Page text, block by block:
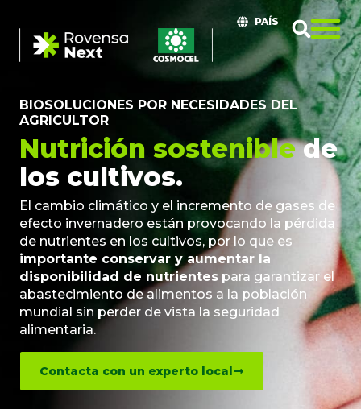
PAÍS
BIOSOLUCIONES POR NECESIDADES DEL
AGRICULTOR
Nutrición sosteniblede
los cultivos.
El cambio climático y el incremento de gases de
efecto invernadero están provocando la pérdida
de nutrientes en los cultivos, por lo que es
importante conservar y aumentar la
disponibilidad de nutrientes para garantizar el
abastecimiento de alimentos a la población
mundial sin perder de vista la seguridad
alimentaria.
Contacta con un experto local